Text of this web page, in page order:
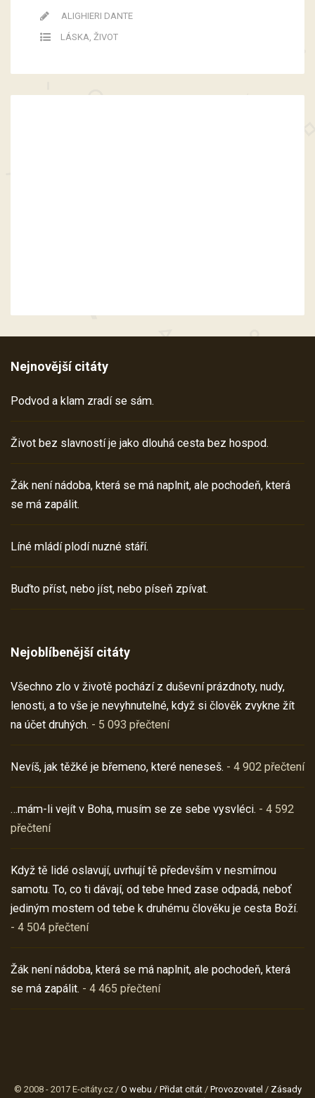
ALIGHIERI DANTE
LÁSKA, ŽIVOT
Nejnovější citáty
Podvod a klam zradí se sám.
Život bez slavností je jako dlouhá cesta bez hospod.
Žák není nádoba, která se má naplnit, ale pochodeň, která
se má zapálit.
Líné mládí plodí nuzné stáří.
Buďto příst, nebo jíst, nebo píseň zpívat.
Nejoblíbenější citáty
Všechno zlo v životě pochází z duševní prázdnoty, nudy,
lenosti, a to vše je nevyhnutelné, když si člověk zvykne žít
na účet druhých. - 5 093 přečtení
Nevíš, jak těžké je břemeno, které neneseš. - 4 902 přečtení
…mám-li vejít v Boha, musím se ze sebe vysvléci. - 4 592
přečtení
Když tě lidé oslavují, uvrhují tě především v nesmírnou
samotu. To, co ti dávají, od tebe hned zase odpadá, neboť
jediným mostem od tebe k druhému člověku je cesta Boží.
- 4 504 přečtení
Žák není nádoba, která se má naplnit, ale pochodeň, která
se má zapálit. - 4 465 přečtení
© 2008 - 2017 E-citáty.cz / O webu / Přidat citát/ Provozovatel / Zásady